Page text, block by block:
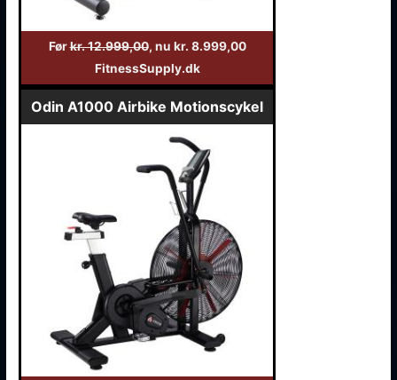
Førkr. 12.999,00, nu kr. 8.999,00
FitnessSupply.dk
Odin A1000 Airbike Motionscykel